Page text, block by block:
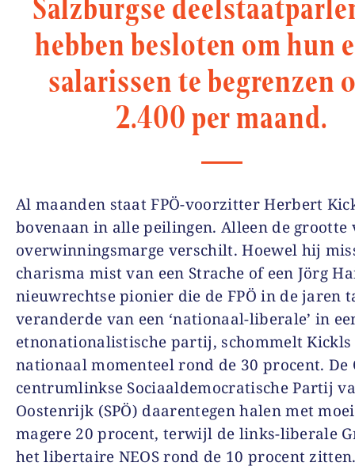
hebben besloten om hun
salarissen te begrenzen
2.400 per maand.
Al maanden staat FPÖ-voorzitter Herbert
bovenaan in alle peilingen. Alleen de grootte
overwinningsmarge verschilt. Hoewel hij
charisma mist van een Strache of een Jörg
nieuwrechtse pionier die de FPÖ in de jaren
veranderde van een ‘nationaal-liberale’ in
etnonationalistische partij, schommelt
nationaal momenteel rond de 30 procent. De
centrumlinkse Sociaaldemocratische Partij
Oostenrijk (SPÖ) daarentegen halen met
magere 20 procent, terwijl de links-liberale
het libertaire NEOS rond de 10 procent